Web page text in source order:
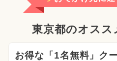
東京都のオスス
お得な「1名無料」ク